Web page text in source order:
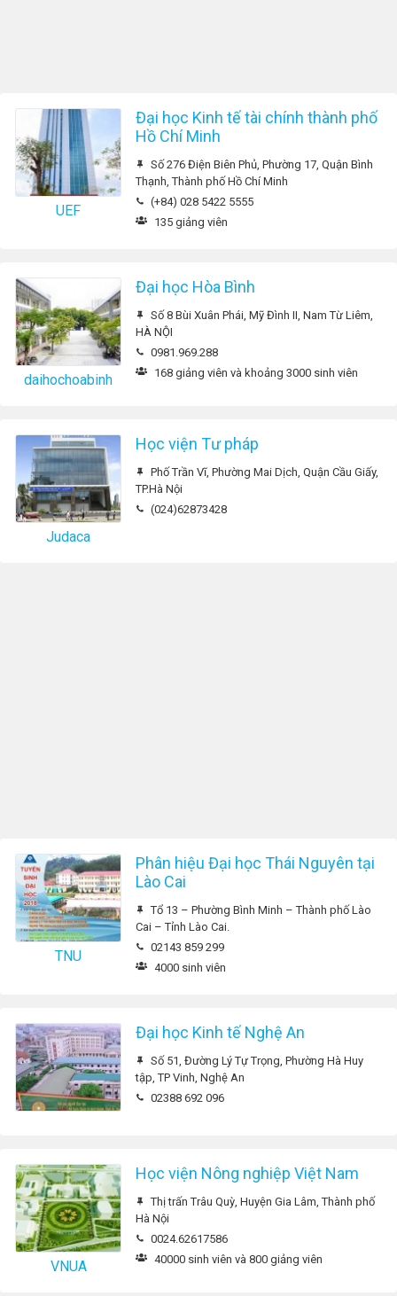
UEF
Đại học Kinh tế tài chính thành phố
Hồ Chí Minh
Số 276 Điện Biên Phủ, Phường 17, Quận Bình
Thạnh, Thành phố Hồ Chí Minh
(+84) 028 5422 5555
135 giảng viên
daihochoabinh
Đại học Hòa Bình
Số 8 Bùi Xuân Phái, Mỹ Đình II, Nam Từ Liêm,
HÀ NỘI
0981.969.288
168 giảng viên và khoảng 3000 sinh viên
Judaca
Học viện Tư pháp
Phố Trần Vĩ, Phường Mai Dịch, Quận Cầu Giấy,
TP.Hà Nội
(024)62873428
TNU
Phân hiệu Đại học Thái Nguyên tại
Lào Cai
Tổ 13 – Phường Bình Minh – Thành phố Lào
Cai – Tỉnh Lào Cai.
02143 859 299
4000 sinh viên
Đại học Kinh tế Nghệ An
Số 51, Đường Lý Tự Trọng, Phường Hà Huy
tập, TP Vinh, Nghệ An
02388 692 096
VNUA
Học viện Nông nghiệp Việt Nam
Thị trấn Trâu Quỳ, Huyện Gia Lâm, Thành phố
Hà Nội
0024.62617586
40000 sinh viên và 800 giảng viên